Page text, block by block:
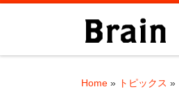
Skip to content
Home » トピックス »